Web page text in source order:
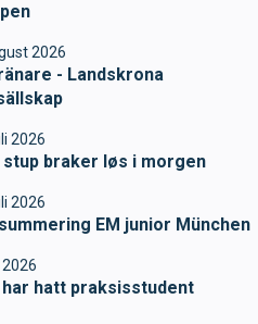
2026
- Landskrona
2026
stup braker løs i morgen
2026
EM junior München
2026
har hatt praksisstudent